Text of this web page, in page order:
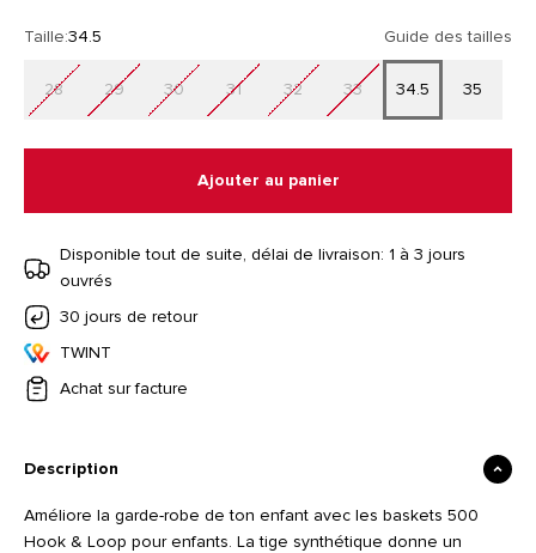
Taille:34.5 Guide des tailles
28 29 30 31 32 33 34.5 35
Ajouter au panier
Disponible tout de suite, délai de livraison: 1 à 3 jours
ouvrés
30 jours de retour
TWINT
Achat sur facture
Description
Améliore la garde-robe de ton enfant avec les baskets 500
Hook & Loop pour enfants. La tige synthétique donne un